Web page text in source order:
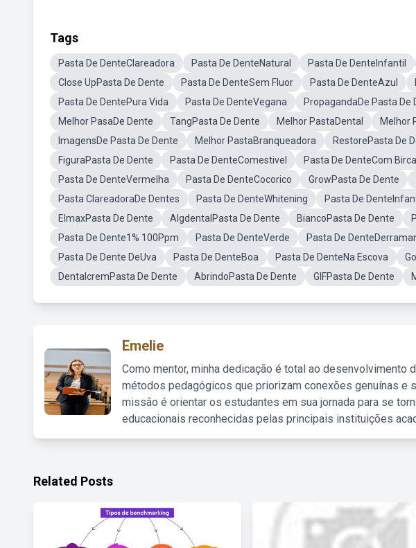
Tags
Pasta De DenteClareadora Pasta De DenteNatural Pasta De DenteInfantil
Close UpPasta De Dente
Pasta De DenteSem Fluor Pasta De DenteAzul
Pasta De DentePura Vida
Pasta De DenteVegana PropagandaDe Pasta De
Melhor PasaDe Dente
TangPasta De Dente Melhor PastaDental
Melhor
ImagensDe Pasta De Dente
Melhor PastaBranqueadora RestorePasta De
FiguraPasta De Dente
Pasta De DenteComestivel Pasta De DenteCom
Pasta De DenteVermelha
Pasta De DenteCocorico GrowPasta De Dente
Pasta ClareadoraDe Dentes
Pasta De DenteWhitening Pasta De
ElmaxPasta De Dente
AlgdentalPasta De Dente BiancoPasta De Dente
Pasta De Dente1% 100Ppm
Pasta De DenteVerde Pasta De
Pasta De Dente DeUva
Pasta De DenteBoa Pasta De DenteNa Escova
DentalcremPasta De Dente
AbrindoPasta De Dente GIFPasta De Dente
Emelie
Como mentor, minha dedicação é total ao desenvolvimento
métodos pedagógicos que priorizam conexões genuínas e
missão é orientar os estudantes em sua jornada para se
educacionais reconhecidas pelas principais instituições
Related Posts